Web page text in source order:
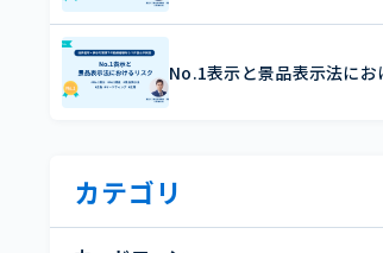
No.1表示と景品表示法にお
カテゴリ